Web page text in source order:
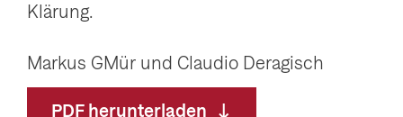
Klärung.
Markus GMür und Claudio Deragisch
PDF herunterladen